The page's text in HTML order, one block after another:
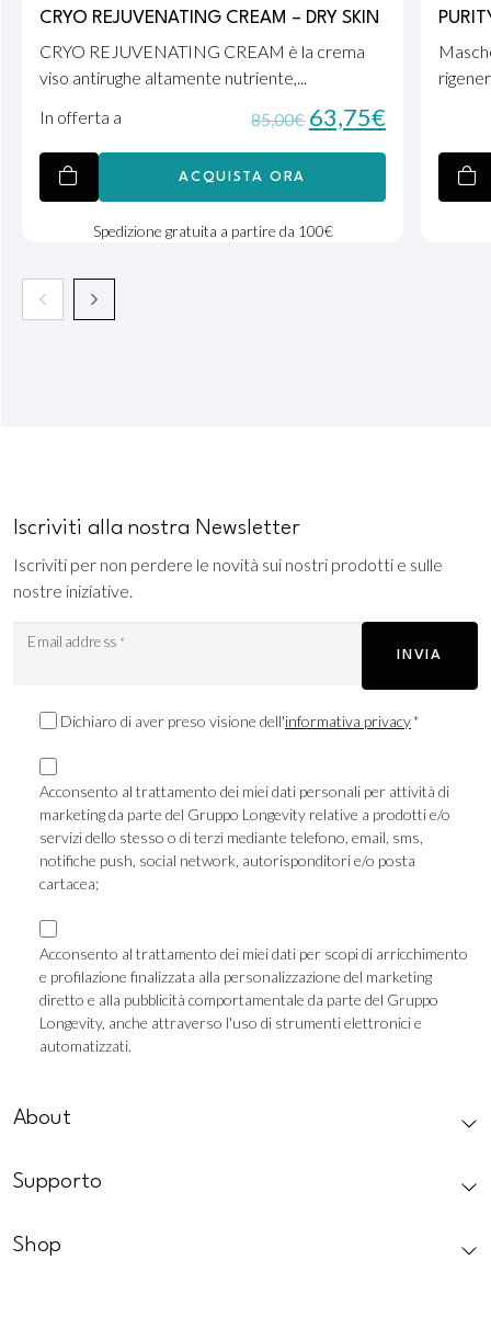
CRYO REJUVENATING CREAM – DRY SKIN
CRYO REJUVENATING CREAM è la crema
viso antirughe altamente nutriente,...
In offerta a
85,00€ 63,75€
ACQUISTA ORA
Spedizione gratuita a partire da 100€
Iscriviti alla nostra Newsletter
Iscriviti per non perdere le novità sui nostri prodotti e sulle
nostre iniziative.
Email address *
INVIA
ConsensoDichiaro di aver preso visione dell'informativa privacy*
Consenso
Marketing
TLS
Acconsento al trattamento dei miei dati personali per attività di
marketing da parte del Gruppo Longevity relative a prodotti e/o
servizi dello stesso o di terzi mediante telefono, email, sms,
notifiche push, social network, autorisponditori e/o posta
cartacea;
Consenso
Marketing
Profilazione
Acconsento al trattamento dei miei dati per scopi di arricchimento
e profilazione finalizzata alla personalizzazione del marketing
diretto e alla pubblicità comportamentale da parte del Gruppo
Longevity, anche attraverso l'uso di strumenti elettronici e
automatizzati.
About
Supporto
Shop